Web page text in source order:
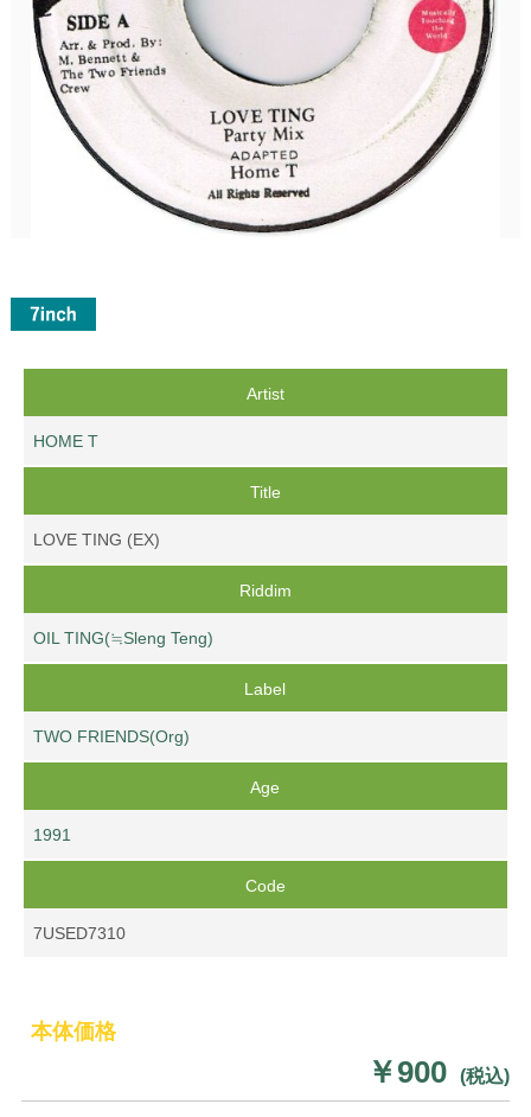
Artist
HOME T
Title
LOVE TING (EX)
Riddim
OIL TING(≒Sleng Teng)
Label
TWO FRIENDS(Org)
Age
1991
Code
7USED7310
本体価格
￥900 (税込)